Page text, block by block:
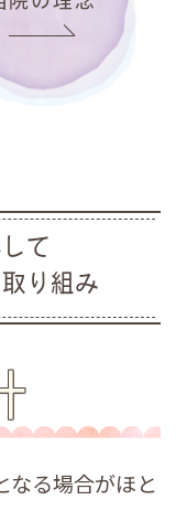
て
り組み
なる場合がほと